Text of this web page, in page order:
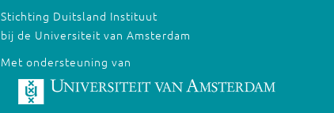
Stichting Duitsland Instituut
bij de Universiteit van Amsterdam
Met ondersteuning van